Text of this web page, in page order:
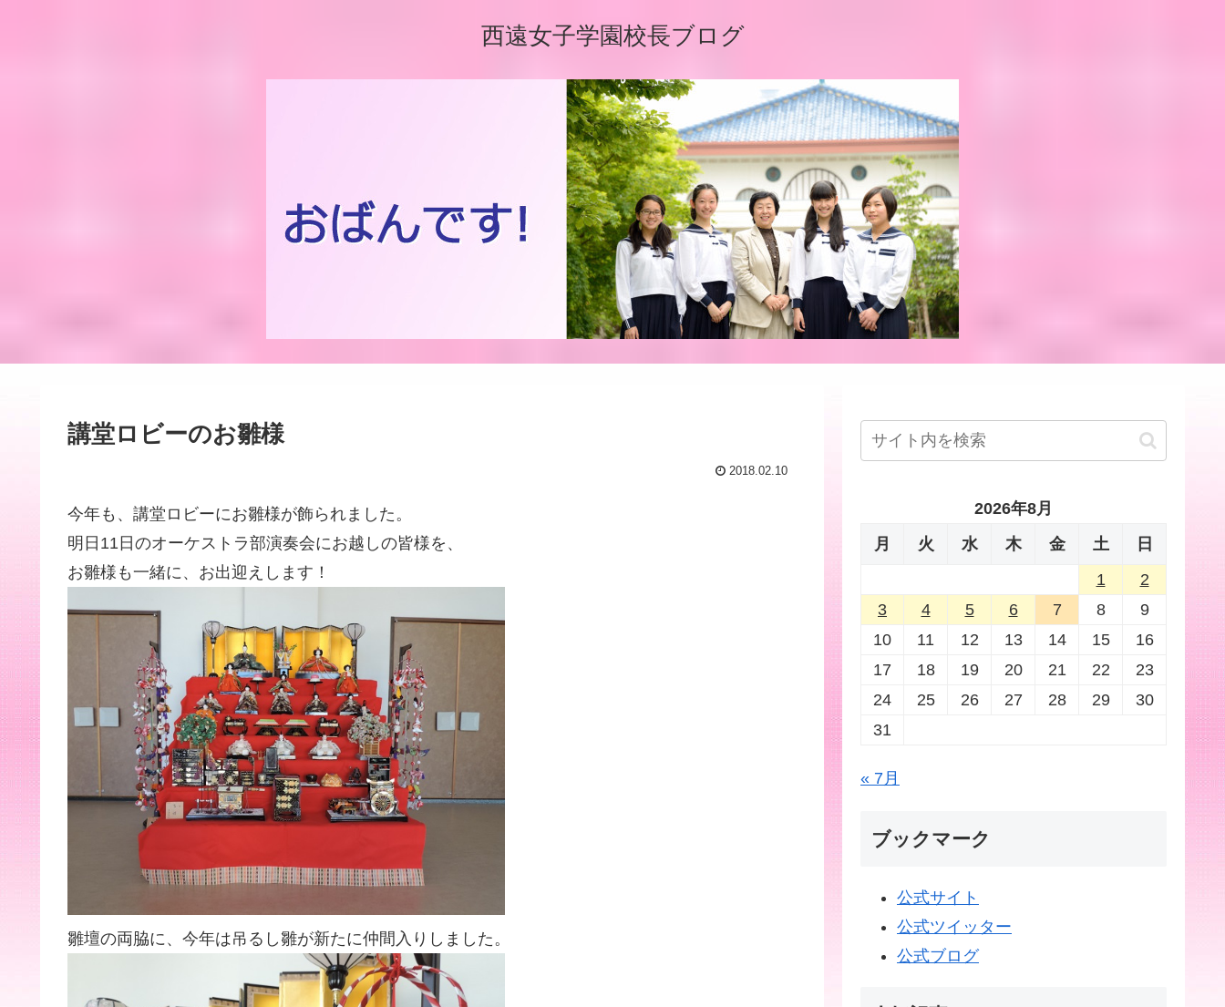
西遠女子学園校長ブログ
講堂ロビーのお雛様
2018.02.10
今年も、講堂ロビーにお雛様が飾られました。
明日11日のオーケストラ部演奏会にお越しの皆様を、
お雛様も一緒に、お出迎えします！
雛壇の両脇に、今年は吊るし雛が新たに仲間入りしました。
2026年8月
月
火 水 木 金 土
日
1
2
3
4 5 6 7 8
9
10
11 12 13 14 15
16
17
18 19 20 21 22
23
24
25 26 27 28 29
30
31
« 7月
ブックマーク
公式サイト
公式ツイッター
公式ブログ